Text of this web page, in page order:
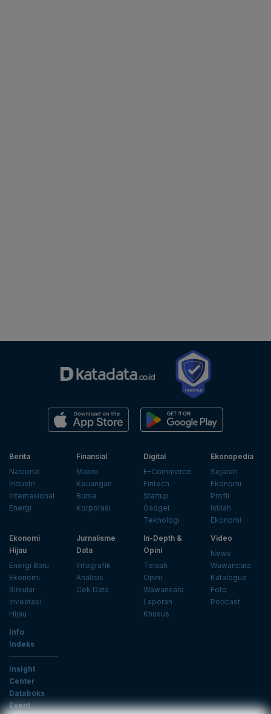
Berita
Nasional
Industri
Internasional
Energi
Finansial
Makro
Keuangan
Bursa
Korporasi
Digital
E-Commerce
Fintech
Startup
Gadget
Teknologi
Ekonopedia
Sejarah
Ekonomi
Profil
Istilah
Ekonomi
Ekonomi
Hijau
Energi Baru
Ekonomi
Sirkular
Investasi
Hijau
Jurnalisme
Data
Infografik
Analisis
Cek Data
In-Depth &
Opini
Telaah
Opini
Wawancara
Laporan
Khusus
Video
News
Wawancara
Katalogue
Foto
Podcast
Info
Indeks
Insight
Center
Databoks
Event